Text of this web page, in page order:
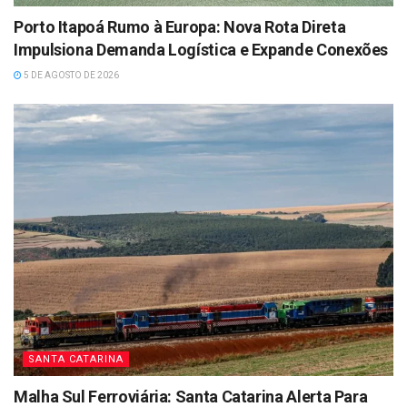
Porto Itapoá Rumo à Europa: Nova Rota Direta
Impulsiona Demanda Logística e Expande Conexões
5 DE AGOSTO DE 2026
SANTA CATARINA
Malha Sul Ferroviária: Santa Catarina Alerta Para